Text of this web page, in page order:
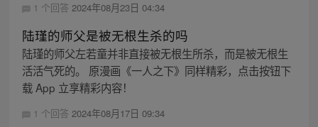
1 个回答 2024年08月23日 04:34
陆瑾的师父是被无根生杀的吗
陆瑾的师父左若童并非直接被无根生所杀，而是被无根生
活活气死的。 原漫画《一人之下》同样精彩，点击按钮下
载 App 立享精彩内容！
1 个回答 2024年08月17日 09:34